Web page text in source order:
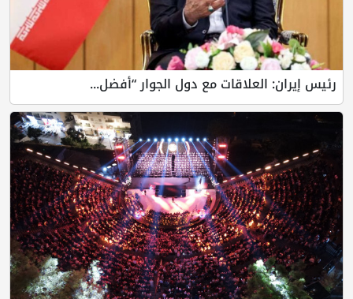
رئيس إيران: العلاقات مع دول الجوار “أفضل...